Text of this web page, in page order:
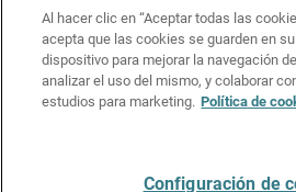
Política de cookies
Política de privacidad
Kit de medios y marca
Al hacer clic en “Aceptar todas las
acepta que las cookies se guarden en su
dispositivo para mejorar la navegación
analizar el uso del mismo, y colaborar
estudios para marketing. Política de
Configuración de